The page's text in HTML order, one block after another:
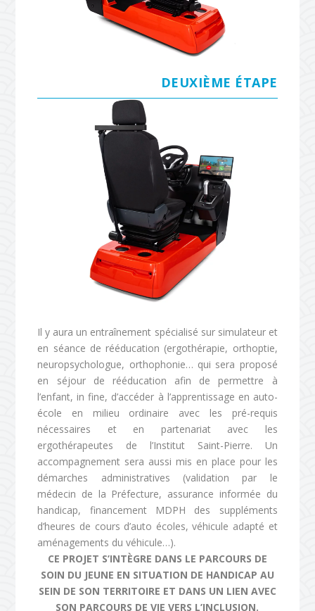
DEUXIÈME ÉTAPE
Il y aura un entraînement spécialisé sur simulateur et
en séance de rééducation (ergothérapie, orthoptie,
neuropsychologue, orthophonie… qui sera proposé
en séjour de rééducation afin de permettre à
l’enfant, in fine, d’accéder à l’apprentissage en auto-
école en milieu ordinaire avec les pré-requis
nécessaires et en partenariat avec les
ergothérapeutes de l’Institut Saint-Pierre. Un
accompagnement sera aussi mis en place pour les
démarches administratives (validation par le
médecin de la Préfecture, assurance informée du
handicap, financement MDPH des suppléments
d’heures de cours d’auto écoles, véhicule adapté et
aménagements du véhicule…).
CE PROJET S’INTÈGRE DANS LE PARCOURS DE
SOIN DU JEUNE EN SITUATION DE HANDICAP AU
SEIN DE SON TERRITOIRE ET DANS UN LIEN AVEC
SON PARCOURS DE VIE VERS L’INCLUSION.